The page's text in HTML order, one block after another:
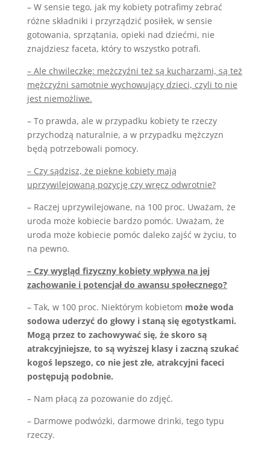
– W sensie tego, jak my kobiety potrafimy zebrać
różne składniki i przyrządzić posiłek, w sensie
gotowania, sprzątania, opieki nad dziećmi, nie
znajdziesz faceta, który to wszystko potrafi.
– Ale chwileczkę: mężczyźni też są kucharzami, są też
mężczyźni samotnie wychowujący dzieci, czyli to nie
jest niemożliwe.
– To prawda, ale w przypadku kobiety te rzeczy
przychodzą naturalnie, a w przypadku mężczyzn
będą potrzebowali pomocy.
– Czy sądzisz, że piękne kobiety mają
uprzywilejowaną pozycję czy wręcz odwrotnie?
– Raczej uprzywilejowane, na 100 proc. Uważam, że
uroda może kobiecie bardzo pomóc. Uważam, że
uroda może kobiecie pomóc daleko zajść w życiu, to
na pewno.
– Czy wygląd fizyczny kobiety wpływa na jej
zachowanie i potencjał do awansu społecznego?
– Tak, w 100 proc. Niektórym kobietom może woda
sodowa uderzyć do głowy i staną się egotystkami.
Mogą przez to zachowywać się, że skoro są
atrakcyjniejsze, to są wyższej klasy i zaczną szukać
kogoś lepszego, co nie jest złe, atrakcyjni faceci
postępują podobnie.
– Nam płacą za pozowanie do zdjęć.
– Darmowe podwózki, darmowe drinki, tego typu
rzeczy.